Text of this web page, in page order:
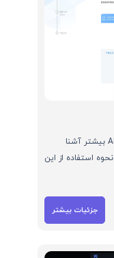
با هوش مصنوعی AI论文初稿写作-学境思源 بیشتر آشنا
استفاده از این
جزئیات بیشتر